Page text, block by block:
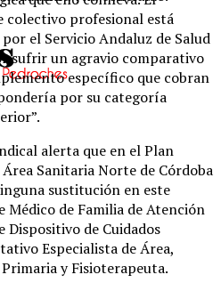
colectivo profesional está
el Servicio Andaluz de Salud
sufrir un agravio comparativo
específico que cobran
por su categoría
alerta que en el Plan
Sanitaria Norte de Córdoba
sustitución en este
Médico de Familia de Atención
Dispositivo de Cuidados
Especialista de Área,
y Fisioterapeuta.